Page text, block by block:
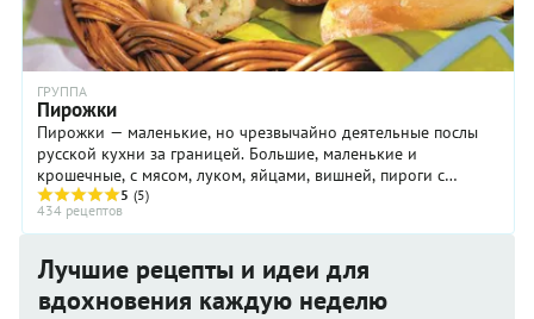
ГРУППА
Пирожки
Пирожки — маленькие, но чрезвычайно деятельные послы
русской кухни за границей. Большие, маленькие и
крошечные, с мясом, луком, яйцами, вишней, пироги с
творогом, пирожки с грибами и пирожочки с курагой.
Рецептов пирожков в России имеется многие тысячи, и
нельзя сказать, какой лучше. Впрочем, пирожки — это такое
дело, что все хороши, а вкуснее тот, что бабушка испекла.
Ну, или мама.
5 (5)
434 рецептов
Лучшие рецепты и идеи для
вдохновения каждую неделю